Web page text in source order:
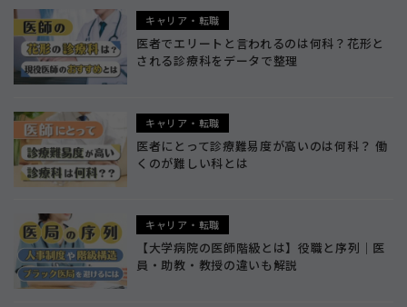
キャリア・転職
医者でエリートと言われるのは何科？花形と
される診療科をデータで整理
キャリア・転職
医者にとって診療難易度が高いのは何科？ 働
くのが難しい科とは
キャリア・転職
【大学病院の医師階級とは】役職と序列｜医
員・助教・教授の違いも解説